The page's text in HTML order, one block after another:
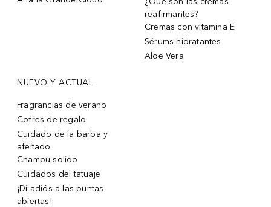
reafirmantes?
Cremas con vitamina E
Sérums hidratantes
Aloe Vera
NUEVO Y ACTUAL
Fragrancias de verano
Cofres de regalo
Cuidado de la barba y
afeitado
Champu solido
Cuidados del tatuaje
¡Di adiós a las puntas
abiertas!